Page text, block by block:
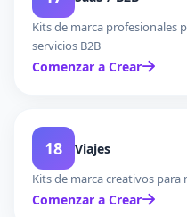
Kits de marca profesionales
servicios B2B
Comenzar a Crear
18 Viajes
Kits de marca creativos para
Comenzar a Crear